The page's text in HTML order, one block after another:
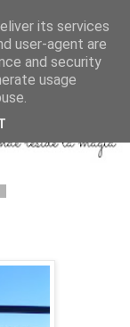
its services
user-agent are
and security
usage